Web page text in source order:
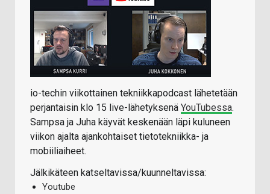
io-techin viikottainen tekniikkapodcast lähetetään
perjantaisin klo 15 live-lähetyksenä YouTubessa.
Sampsa ja Juha käyvät keskenään läpi kuluneen
viikon ajalta ajankohtaiset tietotekniikka- ja
mobiiliaiheet.
Jälkikäteen katseltavissa/kuunneltavissa:
Youtube